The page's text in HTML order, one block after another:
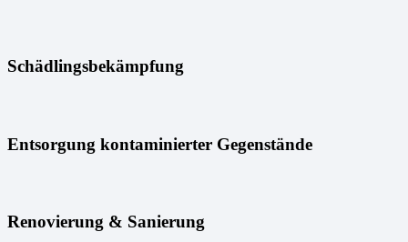
Schädlingsbekämpfung
Entsorgung kontaminierter Gegenstände
Renovierung & Sanierung